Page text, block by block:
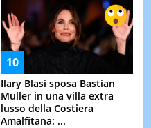
Ilary Blasi sposa Bastian
Muller in una villa extra
lusso della Costiera
Amalfitana: ...